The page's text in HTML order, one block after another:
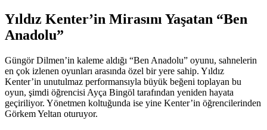
Yıldız Kenter’in Mirasını Yaşatan “Ben
Anadolu”
Güngör Dilmen’in kaleme aldığı “Ben Anadolu” oyunu, sahnelerin
en çok izlenen oyunları arasında özel bir yere sahip. Yıldız
Kenter’in unutulmaz performansıyla büyük beğeni toplayan bu
oyun, şimdi öğrencisi Ayça Bingöl tarafından yeniden hayata
geçiriliyor. Yönetmen koltuğunda ise yine Kenter’in öğrencilerinden
Görkem Yeltan oturuyor.